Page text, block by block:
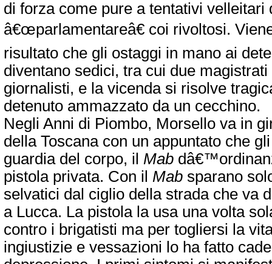
di forza come pure a tentativi velleitari
â€œparlamentareâ€ coi rivoltosi.
risultato che gli ostaggi in mano ai
diventano sedici, tra cui due magistrati
giornalisti, e la vicenda si risolve
detenuto ammazzato da un cecchino.
Negli Anni di Piombo, Morsello va in
della Toscana con un appuntato che
guardia del corpo, il Mab
pistola privata. Con il Mab sparano
selvatici dal ciglio della strada che va
a Lucca. La pistola la usa una volta
contro i brigatisti ma per togliersi la
ingiustizie e vessazioni lo ha fatto